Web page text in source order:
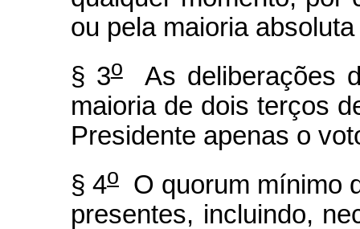
ou pela maioria
§ 3oAs deliberações
maioria de dois terços
Presidente apenas o
§ 4o
O quorum mínimo
presentes, incluindo,